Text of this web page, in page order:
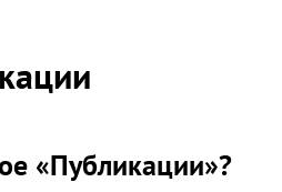
«Публикации»?